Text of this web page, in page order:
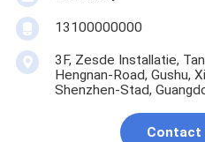
13100000000
3F, Zesde Installatie,
Hengnan-Road, Gushu,
Shenzhen-Stad,
Contact